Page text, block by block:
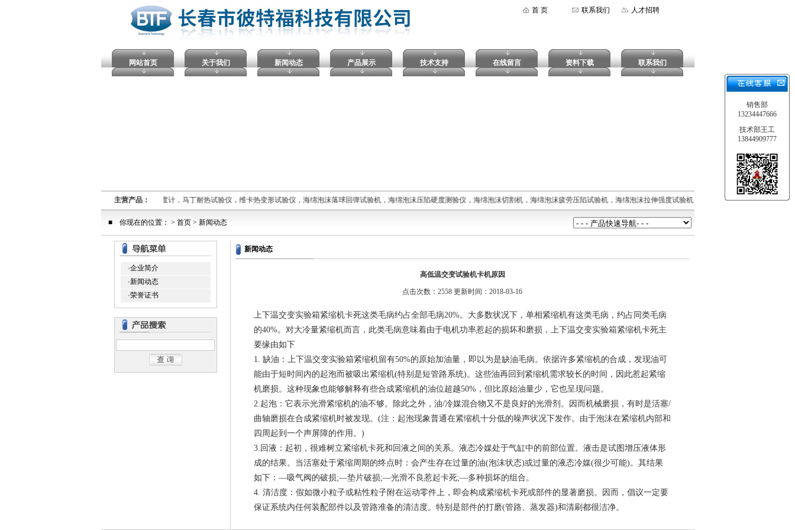
首 页 联系我们 人才招聘
网站首页 关于我们 新闻动态 产品展示 技术支持 在线留言 资料下载 联系我们
主营产品：
熔融指数仪,电压击穿试验仪，塑料球压痕硬度计，马丁耐热试验仪，维卡热变形试验仪，海绵泡沫落球回弹试验机，海绵泡沫压陷硬度测验仪，海绵泡沫切割机，海绵泡沫疲劳压陷试验机，海绵泡沫拉伸强度试验机，摆锤式冲击试验机，落
销售部
13234447666
技术部王工
13844909777
■ 你现在的位置： > 首页> 新闻动态
·企业简介
·新闻动态
·荣誉证书
新闻动态
高低温交变试验机卡机原因
点击次数：2558 更新时间：2018-03-16
上下温交变实验箱紧缩机卡死这类毛病约占全部毛病20%。大多数状况下，单相紧缩机有这类毛病，约占同类毛病
的40%。对大冷量紧缩机而言，此类毛病意味着由于电机功率惹起的损坏和磨损，上下温交变实验箱紧缩机卡死主
要缘由如下
1. 缺油：上下温交变实验箱紧缩机留有50%的原始加油量，即以为是缺油毛病。依据许多紧缩机的合成，发现油可
能由于短时间内的起泡而被吸出紧缩机(特别是短管路系统)。这些油再回到紧缩机需求较长的时间，因此惹起紧缩
机磨损。这种现象也能够解释有些合成紧缩机的油位超越50%，但比原始油量少，它也呈现问题。
2.起泡：它表示光滑紧缩机的油不够。除此之外，油/冷媒混合物又不是良好的光滑剂。因而机械磨损，有时是活塞/
曲轴磨损在合成紧缩机时被发现。(注：起泡现象普通在紧缩机十分低的噪声状况下发作。由于泡沫在紧缩机内部和
四周起到一个声屏障的作用。)
3.回液：起初，很难树立紧缩机卡死和回液之间的关系。液态冷媒处于气缸中的前部位置。液击是试图增压液体形
成的结果。当活塞处于紧缩周期的终点时：会产生存在过量的油(泡沫状态)或过量的液态冷媒(很少可能)。其结果
如下：—吸气阀的破损;—垫片破损;—光滑不良惹起卡死;—多种损坏的组合。
4. 清洁度：假如微小粒子或粘性粒子附在运动零件上，即会构成紧缩机卡死或部件的显著磨损。因而，倡议一定要
保证系统内任何装配部件以及管路准备的清洁度。特别是部件的打磨(管路、蒸发器)和清刷都很洁净。